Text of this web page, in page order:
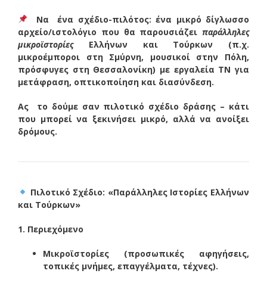
Να ένα σχέδιο-πιλότος: ένα μικρό δίγλωσσο
αρχείο/ιστολόγιο που θα παρουσιάζει παράλληλες
μικροϊστορίεςΕλλήνων και Τούρκων (π.χ.
μικροέμποροι στη Σμύρνη, μουσικοί στην Πόλη,
πρόσφυγες στη Θεσσαλονίκη) με εργαλεία ΤΝ για
μετάφραση, οπτικοποίηση και διασύνδεση.
Ας το δούμε σαν πιλοτικό σχέδιο δράσης – κάτι
που μπορεί να ξεκινήσει μικρό, αλλά να ανοίξει
δρόμους.
Πιλοτικό Σχέδιο: «Παράλληλες Ιστορίες Ελλήνων
και Τούρκων»
1. Περιεχόμενο
Μικροϊστορίες (προσωπικές αφηγήσεις,
τοπικές μνήμες, επαγγέλματα, τέχνες).